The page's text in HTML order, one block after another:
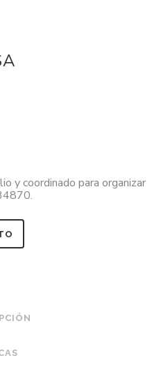
y coordinado para organizar